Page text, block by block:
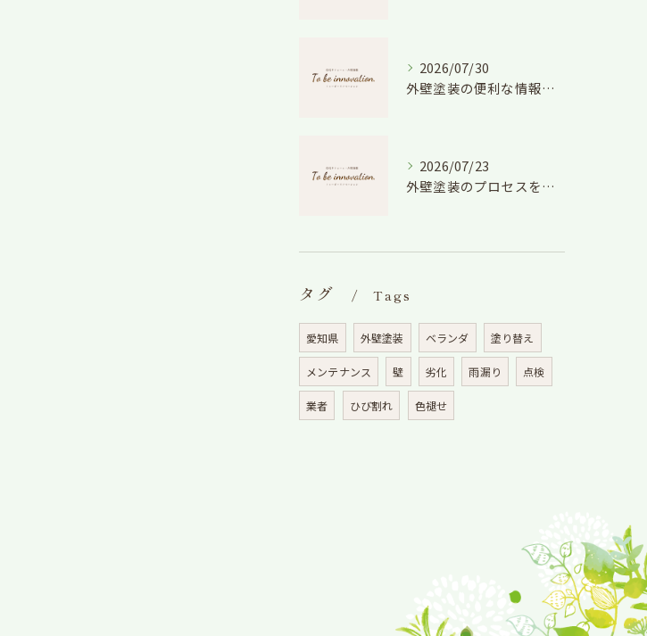
2026/07/30
外壁塗装の便利な情報と失敗しない色や費用判断のコツを徹底解説
2026/07/23
外壁塗装のプロセスを愛知県でスムーズに進めるための工程と費用徹底解説
タグ Tags
愛知県 外壁塗装 ベランダ 塗り替え
メンテナンス 壁 劣化 雨漏り 点検
業者 ひび割れ 色褪せ